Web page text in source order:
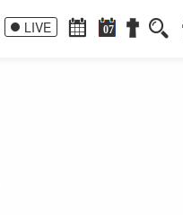
LIVE 07